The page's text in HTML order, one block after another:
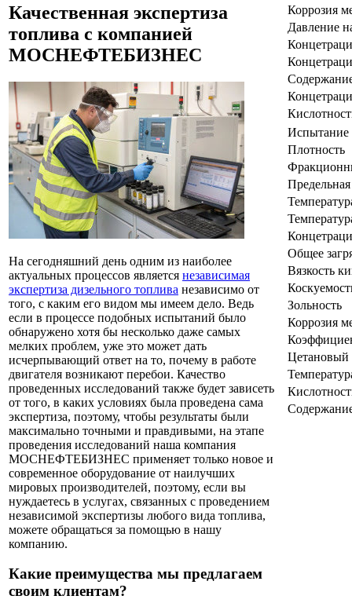
Качественная экспертиза
топлива с компанией
МОСНЕФТЕБИЗНЕС
На сегодняшний день одним из наиболее
актуальных процессов является независимая
экспертиза дизельного топлива независимо от
того, с каким его видом мы имеем дело. Ведь
если в процессе подобных испытаний было
обнаружено хотя бы несколько даже самых
мелких проблем, уже это может дать
исчерпывающий ответ на то, почему в работе
двигателя возникают перебои. Качество
проведенных исследований также будет зависеть
от того, в каких условиях была проведена сама
экспертиза, поэтому, чтобы результаты были
максимально точными и правдивыми, на этапе
проведения исследований наша компания
МОСНЕФТЕБИЗНЕС применяет только новое и
современное оборудование от наилучших
мировых производителей, поэтому, если вы
нуждаетесь в услугах, связанных с проведением
независимой экспертизы любого вида топлива,
можете обращаться за помощью в нашу
компанию.
Какие преимущества мы предлагаем
своим клиентам?
Коррозия
Давление
Испытание
Плотность
Общее
Вязкость
Зольность
Коррозия
Цетановый